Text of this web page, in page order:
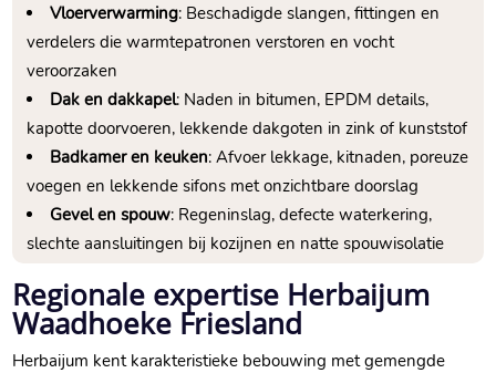
Vloerverwarming: Beschadigde slangen, fittingen en
verdelers die warmtepatronen verstoren en vocht
veroorzaken
Dak en dakkapel: Naden in bitumen, EPDM details,
kapotte doorvoeren, lekkende dakgoten in zink of kunststof
Badkamer en keuken: Afvoer lekkage, kitnaden, poreuze
voegen en lekkende sifons met onzichtbare doorslag
Gevel en spouw: Regeninslag, defecte waterkering,
slechte aansluitingen bij kozijnen en natte spouwisolatie
Regionale expertise Herbaijum
Waadhoeke Friesland
Herbaijum kent karakteristieke bebouwing met gemengde